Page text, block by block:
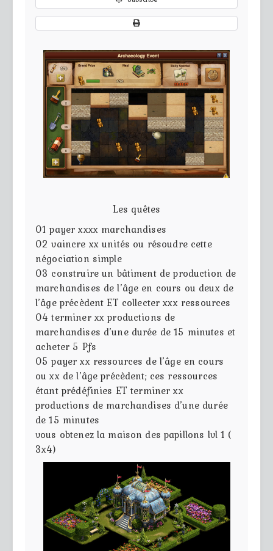
Les quêtes
01payer xxxx marchandises
02vaincre xx unités ou résoudre cette
négociation simple
03 construire un bâtiment de production de
marchandises de l’âge en cours ou deux de
l’âge précèdent ET collecter xxx ressources
04terminer xx productions de
marchandises d’une durée de 15 minutes et
acheter 5 Pfs
05payer xx ressources de l’âge en cours
ou xx de l’âge précèdent; ces ressources
étant prédéfinies ET terminer xx
productions de marchandises d’une durée
de 15 minutes
vous obtenez la maison des papillons lvl 1 (
3x4)